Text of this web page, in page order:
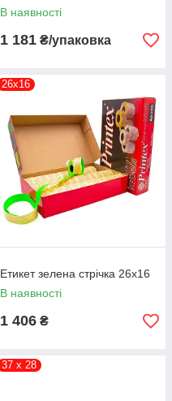
В наявності
1 181 ₴/упаковка
26х16
Етикет зелена стрічка 26х16
В наявності
1 406 ₴
37 х 28